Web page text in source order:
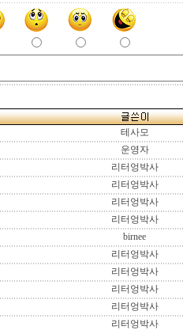
테사모
운영자
리터엉박사
리터엉박사
리터엉박사
리터엉박사
birnee
리터엉박사
리터엉박사
리터엉박사
리터엉박사
리터엉박사